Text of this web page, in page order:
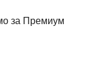
за Премиум